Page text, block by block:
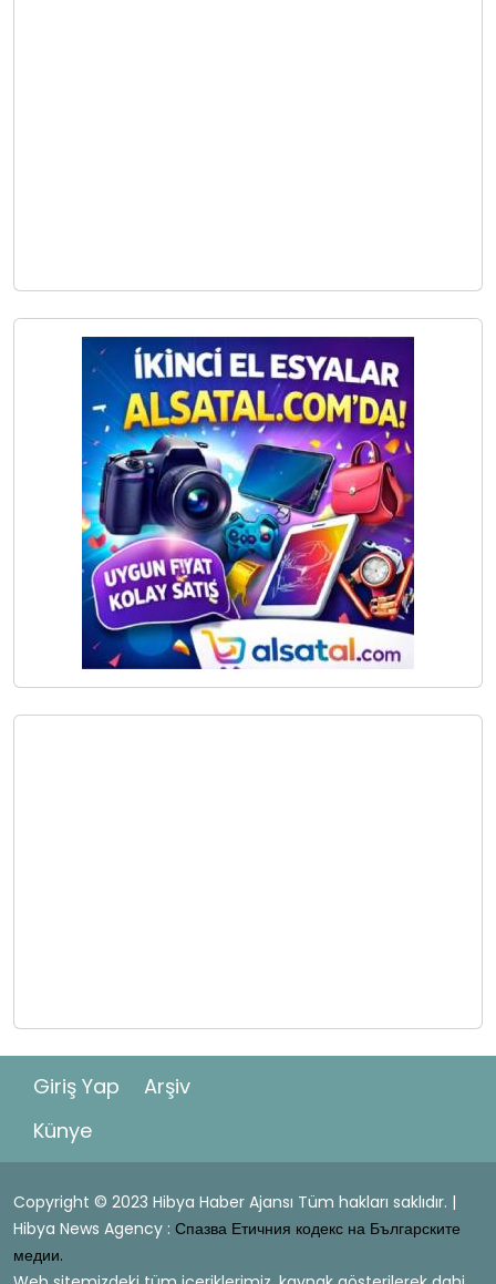
Giriş Yap
Arşiv
Künye
Copyright © 2023 Hibya Haber Ajansı Tüm hakları saklıdır. |
Hibya News Agency : Спазва Етичния кодекс на Българските
медии.